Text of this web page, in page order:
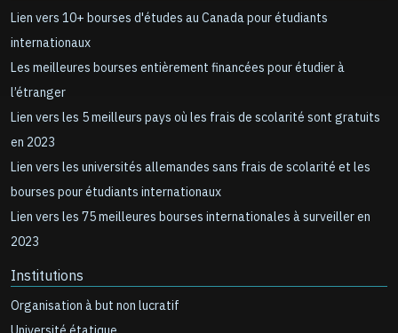
Lien vers 10+ bourses d'études au Canada pour étudiants
internationaux
Les meilleures bourses entièrement financées pour étudier à
l’étranger
Lien vers les 5 meilleurs pays où les frais de scolarité sont gratuits
en 2023
Lien vers les universités allemandes sans frais de scolarité et les
bourses pour étudiants internationaux
Lien vers les 75 meilleures bourses internationales à surveiller en
2023
Institutions
Organisation à but non lucratif